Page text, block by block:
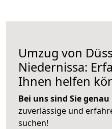
Umzug von
Niedernissa:
Ihnen helfen
Bei uns sind Sie
zuverlässige und
suchen!